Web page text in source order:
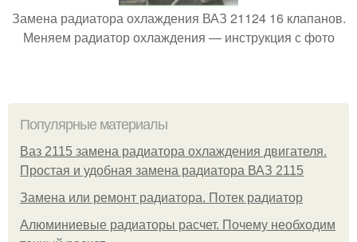
Замена радиатора охлаждения ВАЗ 21124 16 клапанов.
Меняем радиатор охлаждения — инструкция с фото
Популярные материалы
Ваз 2115 замена радиатора охлаждения двигателя.
Простая и удобная замена радиатора ВАЗ 2115
Замена или ремонт радиатора. Потек радиатор
Алюминиевые радиаторы расчет. Почему необходим